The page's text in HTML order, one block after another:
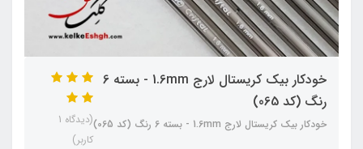
خودکار بیک کریستال لارج 1.6mm - بسته‌ 6
رنگ (کد 065)
خودکار بیک کریستال لارج 1.6mm - بسته‌ 6 رنگ (کد 065)
(دیدگاه 1
کاربر)